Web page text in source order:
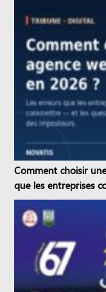
Comment choisir
que les entreprises